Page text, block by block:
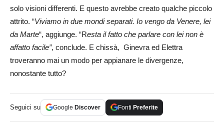
solo visioni differenti. E questo avrebbe creato qualche piccolo
attrito. “Viviamo in due mondi separati. Io vengo da Venere, lei
da Marte“, aggiunge. “Resta il fatto che parlare con lei non è
affatto facile”, conclude. E chissà, Ginevra ed Elettra
troveranno mai un modo per appianare le divergenze,
nonostante tutto?
Seguici su Google Discover Fonti Preferite